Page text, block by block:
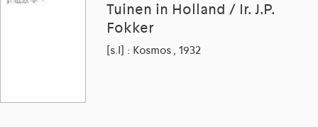
Tuinen in Holland / Ir. J.P.
Fokker
[s.l] : Kosmos , 1932